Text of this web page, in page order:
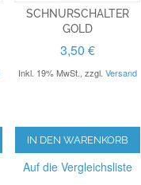
SCHNURSCHALTER
GOLD
3,50 €
Inkl. 19% MwSt., zzgl. Versand
IN DEN WARENKORB
Auf die Vergleichsliste